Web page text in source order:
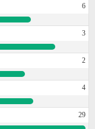
6
3
2
4
29